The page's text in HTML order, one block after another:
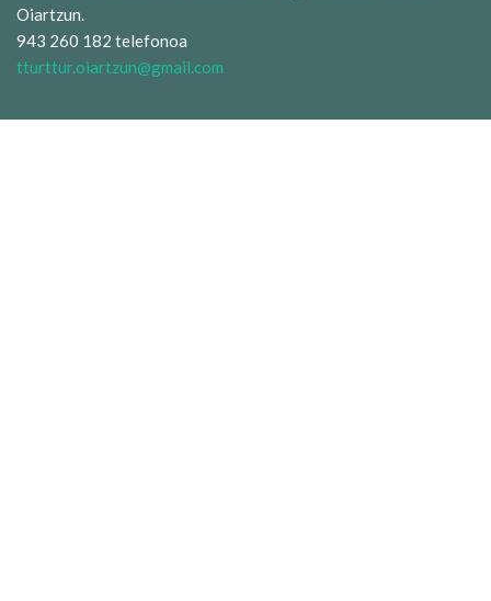
Oiartzun.
943 260 182 telefonoa
tturttur.oiartzun@gmail.com